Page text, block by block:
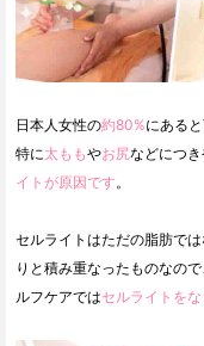
日本人女性の約80%にある
特に太ももやお尻などにつ
イトが原因です 。
セルライトはただの脂肪では
りと積み重なったものなので
ルフケアではセルライトを